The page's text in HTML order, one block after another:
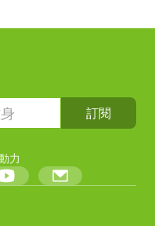
訂閱
力